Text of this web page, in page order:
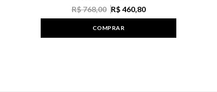
R$ 768,00 R$ 460,80
COMPRAR